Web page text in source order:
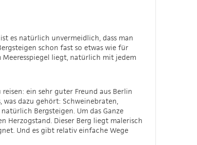
es natürlich unvermeidlich, dass man
schon fast so etwas wie für
Meeresspiegel liegt, natürlich mit jedem
ein sehr guter Freund aus Berlin
dazu gehört: Schweinebraten,
Bergsteigen. Um das Ganze
Herzogstand. Dieser Berg liegt malerisch
Und es gibt relativ einfache Wege